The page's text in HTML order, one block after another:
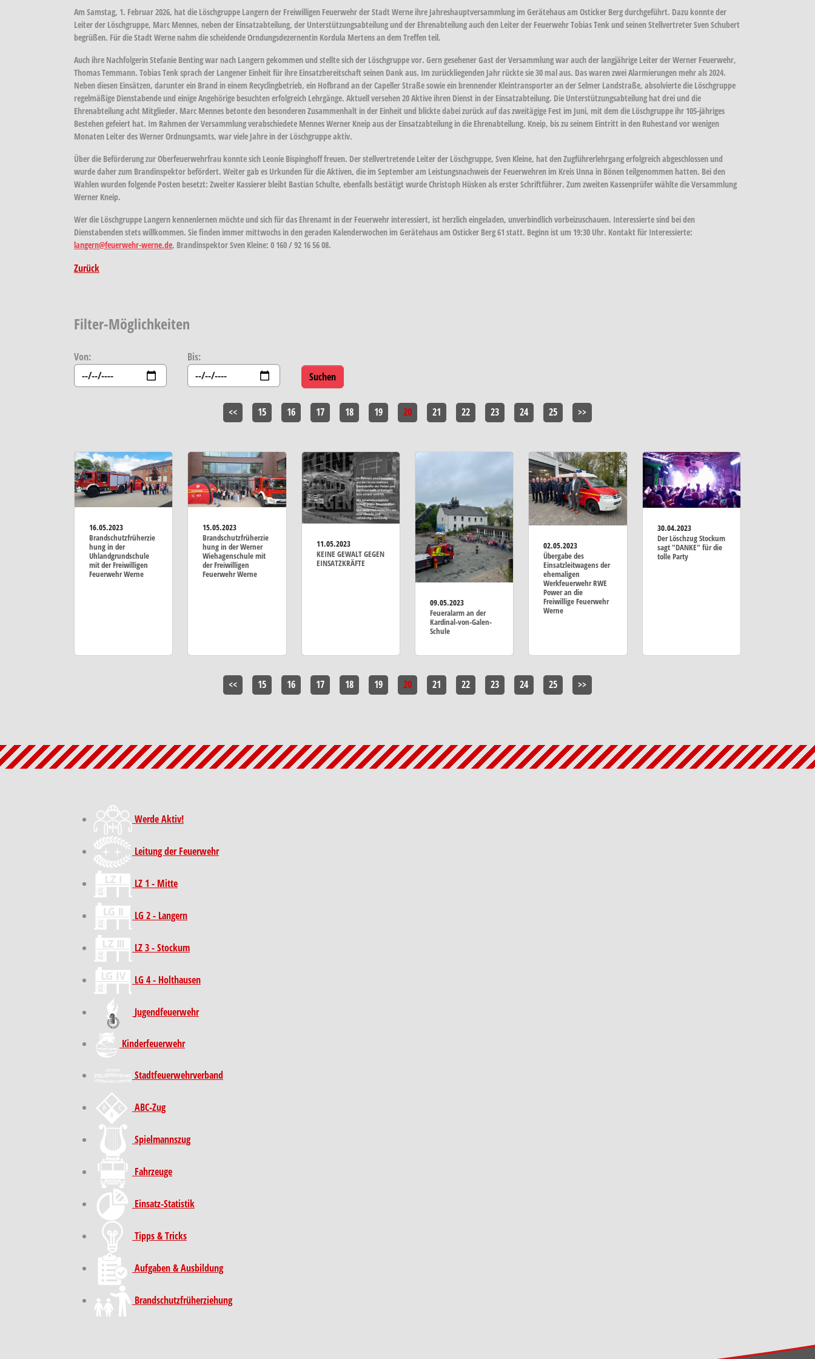
Am Samstag, 1. Februar 2026, hat die Löschgruppe Langern der Freiwilligen Feuerwehr der Stadt Werne ihre Jahreshauptversammlung im Gerätehaus am Osticker Berg durchgeführt. Dazu konnte der
Leiter der Löschgruppe, Marc Mennes, neben der Einsatzabteilung, der Unterstützungsabteilung und der Ehrenabteilung auch den Leiter der Feuerwehr Tobias Tenk und seinen Stellvertreter Sven Schubert
begrüßen. Für die Stadt Werne nahm die scheidende Orndungsdezernentin Kordula Mertens an dem Treffen teil.
Auch ihre Nachfolgerin Stefanie Benting war nach Langern gekommen und stellte sich der Löschgruppe vor. Gern gesehener Gast der Versammlung war auch der langjährige Leiter der Werner Feuerwehr,
Thomas Temmann. Tobias Tenk sprach der Langener Einheit für ihre Einsatzbereitschaft seinen Dank aus. Im zurückliegenden Jahr rückte sie 30 mal aus. Das waren zwei Alarmierungen mehr als 2024.
Neben diesen Einsätzen, darunter ein Brand in einem Recyclingbetrieb, ein Hofbrand an der Capeller Straße sowie ein brennender Kleintransporter an der Selmer Landstraße, absolvierte die Löschgruppe
regelmäßige Dienstabende und einige Angehörige besuchten erfolgreich Lehrgänge. Aktuell versehen 20 Aktive ihren Dienst in der Einsatzabteilung. Die Unterstützungsabteilung hat drei und die
Ehrenabteilung acht Mitglieder. Marc Mennes betonte den besonderen Zusammenhalt in der Einheit und blickte dabei zurück auf das zweitägige Fest im Juni, mit dem die Löschgruppe ihr 105-jähriges
Bestehen gefeiert hat. Im Rahmen der Versammlung verabschiedete Mennes Werner Kneip aus der Einsatzabteilung in die Ehrenabteilung. Kneip, bis zu seinem Eintritt in den Ruhestand vor wenigen
Monaten Leiter des Werner Ordnungsamts, war viele Jahre in der Löschgruppe aktiv.
Über die Beförderung zur Oberfeuerwehrfrau konnte sich Leonie Bispinghoff freuen. Der stellvertretende Leiter der Löschgruppe, Sven Kleine, hat den Zugführerlehrgang erfolgreich abgeschlossen und
wurde daher zum Brandinspektor befördert. Weiter gab es Urkunden für die Aktiven, die im September am Leistungsnachweis der Feuerwehren im Kreis Unna in Bönen teilgenommen hatten. Bei den
Wahlen wurden folgende Posten besetzt: Zweiter Kassierer bleibt Bastian Schulte, ebenfalls bestätigt wurde Christoph Hüsken als erster Schriftführer. Zum zweiten Kassenprüfer wählte die Versammlung
Werner Kneip.
Wer die Löschgruppe Langern kennenlernen möchte und sich für das Ehrenamt in der Feuerwehr interessiert, ist herzlich eingeladen, unverbindlich vorbeizuschauen. Interessierte sind bei den
Dienstabenden stets willkommen. Sie finden immer mittwochs in den geraden Kalenderwochen im Gerätehaus am Osticker Berg 61 statt. Beginn ist um 19:30 Uhr. Kontakt für Interessierte:
langern@feuerwehr-werne.de, Brandinspektor Sven Kleine: 0 160 / 92 16 56 08.
Zurück
Filter-Möglichkeiten
Von: Bis:
<< 15 16 17 18 19 20 21 22 23 24 25 >>
16.05.2023
Brandschutzfrüherzie
hung in der
Uhlandgrundschule
mit der Freiwilligen
Feuerwehr Werne
15.05.2023
Brandschutzfrüherzie
hung in der Werner
Wiehagenschule mit
der Freiwilligen
Feuerwehr Werne
11.05.2023
KEINE GEWALT GEGEN
EINSATZKRÄFTE
09.05.2023
Feueralarm an der
Kardinal-von-Galen-
Schule
02.05.2023
Übergabe des
Einsatzleitwagens der
ehemaligen
Werkfeuerwehr RWE
Power an die
Freiwillige Feuerwehr
Werne
30.04.2023
Der Löschzug Stockum
sagt "DANKE" für die
tolle Party
<< 15 16 17 18 19 20 21 22 23 24 25 >>
Werde Aktiv!
Leitung der Feuerwehr
LZ 1 - Mitte
LG 2 - Langern
LZ 3 - Stockum
LG 4 - Holthausen
Jugendfeuerwehr
Kinder­feuer­wehr
Stadt­feuer­wehr­verband
ABC-Zug
Spielmannszug
Fahrzeuge
Einsatz-Statistik
Tipps & Tricks
Aufgaben & Ausbildung
Brand­schutz­früh­erziehung